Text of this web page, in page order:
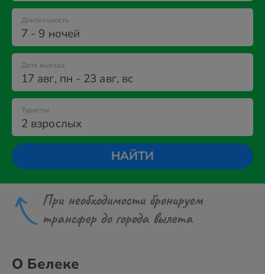
7 - 9 ночей
Длительность
Дата выезда
17 авг, пн - 23 авг, вс
2 взрослых
Туристы
НАЙТИ
При необходимости бронируем
трансфер до города вылета
О Белеке